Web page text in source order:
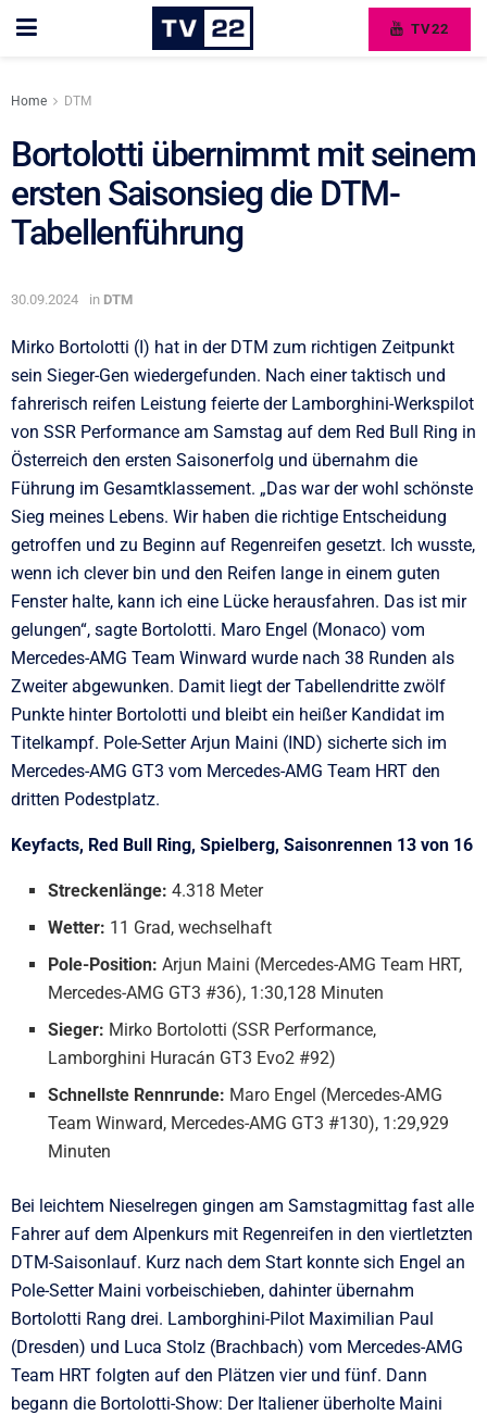
TV22
Home DTM
Bortolotti übernimmt mit seinem
ersten Saisonsieg die DTM-
Tabellenführung
30.09.2024 in DTM
Mirko Bortolotti (I) hat in der DTM zum richtigen Zeitpunkt
sein Sieger-Gen wiedergefunden. Nach einer taktisch und
fahrerisch reifen Leistung feierte der Lamborghini-Werkspilot
von SSR Performance am Samstag auf dem Red Bull Ring in
Österreich den ersten Saisonerfolg und übernahm die
Führung im Gesamtklassement. „Das war der wohl schönste
Sieg meines Lebens. Wir haben die richtige Entscheidung
getroffen und zu Beginn auf Regenreifen gesetzt. Ich wusste,
wenn ich clever bin und den Reifen lange in einem guten
Fenster halte, kann ich eine Lücke herausfahren. Das ist mir
gelungen“, sagte Bortolotti. Maro Engel (Monaco) vom
Mercedes-AMG Team Winward wurde nach 38 Runden als
Zweiter abgewunken. Damit liegt der Tabellendritte zwölf
Punkte hinter Bortolotti und bleibt ein heißer Kandidat im
Titelkampf. Pole-Setter Arjun Maini (IND) sicherte sich im
Mercedes-AMG GT3 vom Mercedes-AMG Team HRT den
dritten Podestplatz.
Keyfacts, Red Bull Ring, Spielberg, Saisonrennen 13 von 16
Streckenlänge: 4.318 Meter
Wetter: 11 Grad, wechselhaft
Pole-Position: Arjun Maini (Mercedes-AMG Team HRT,
Mercedes-AMG GT3 #36), 1:30,128 Minuten
Sieger: Mirko Bortolotti (SSR Performance,
Lamborghini Huracán GT3 Evo2 #92)
Schnellste Rennrunde: Maro Engel (Mercedes-AMG
Team Winward, Mercedes-AMG GT3 #130), 1:29,929
Minuten
Bei leichtem Nieselregen gingen am Samstagmittag fast alle
Fahrer auf dem Alpenkurs mit Regenreifen in den viertletzten
DTM-Saisonlauf. Kurz nach dem Start konnte sich Engel an
Pole-Setter Maini vorbeischieben, dahinter übernahm
Bortolotti Rang drei. Lamborghini-Pilot Maximilian Paul
(Dresden) und Luca Stolz (Brachbach) vom Mercedes-AMG
Team HRT folgten auf den Plätzen vier und fünf. Dann
begann die Bortolotti-Show: Der Italiener überholte Maini